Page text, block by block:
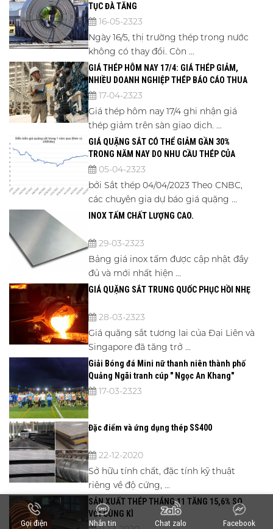
TỤC ĐÀ TĂNG
16-05-2323
Ngày 16/5, thị trường thép trong nước
không có thay đổi. Còn ...
GIÁ THÉP HÔM NAY 17/4: GIÁ THÉP GIẢM,
NHIỀU DOANH NGHIỆP THÉP BÁO CÁO THUA
LỖ 17-04-2323
Giá thép hôm nay 17/4 ghi nhận giá
thép giảm trên sàn giao dịch. ...
GIÁ QUẶNG SẮT CÓ THỂ GIẢM GẦN 30%
TRONG NĂM NAY DO NHU CẦU THÉP CỦA
TRUNG QUỐC CHẬM LẠI
05-04-2323
bởi Sắt thép 04/04/2023 Theo CNBC,
các chuyên gia dự báo giá quặng ...
INOX TẤM CHẤT LƯỢNG CAO.
29-03-2323
Bảng giá inox tấm được cập nhật đầy
đủ và mới nhất hiện ...
GIÁ QUẶNG SẮT TRUNG QUỐC PHỤC HỒI NHẸ
28-03-2323
Giá quặng sắt tương lai của Đại Liên và
Singapore đã tăng trở ...
Giải Bóng đá Mini nữ thanh niên thành phố
Quảng Ngãi tranh cúp " Ngọc An Khang"
17-03-2323
Đặc điểm và ứng dụng thép SS400
22-12-2020
Sở hữu tính chất, đặc tính kỹ thuật
riêng về độ cứng, ...
SẢN XUẤT THÉP THÁNG 11 TĂNG 15,6% SO
VỚI CÙNG KÌ
Gọi điện Nhắn tin Chat zalo Facebook